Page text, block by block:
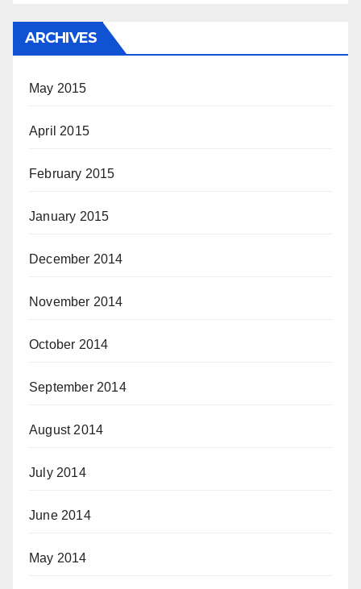
ARCHIVES
May 2015
April 2015
February 2015
January 2015
December 2014
November 2014
October 2014
September 2014
August 2014
July 2014
June 2014
May 2014